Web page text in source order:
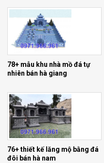
78+ mẫu khu nhà mồ đá tự
nhiên bán hà giang
76+ thiết kế lăng mộ bằng đá
đôi bán hà nam